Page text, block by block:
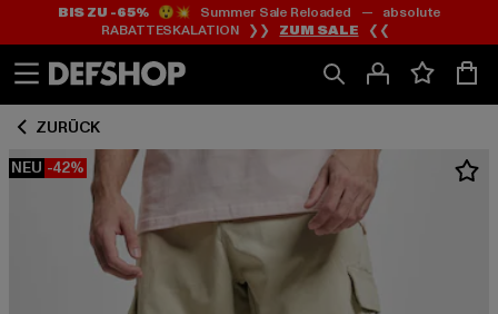
Zum
Inhalt
springen
Zum
Fußzeile
springen
BIS ZU -65%😲💥 Summer Sale Reloaded — absolute
RABATTESKALATION ❯❯ ZUM SALE ❮❮
ZURÜCK
NEU -42%